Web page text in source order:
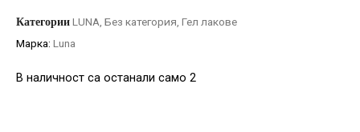
КатегорииLUNA Без категория Гел лакове
Марка: Luna
В наличност са останали само 2